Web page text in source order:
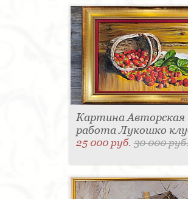
Картина Авторская
работа Лукошко
25 000 руб.30 000